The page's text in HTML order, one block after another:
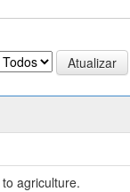
agriculture.